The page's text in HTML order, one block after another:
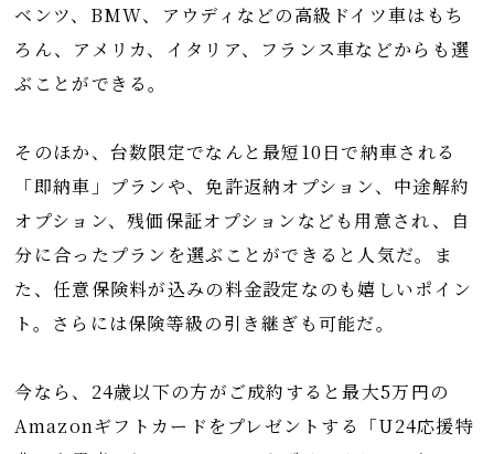
ベンツ、BMW、アウディなどの高級ドイツ車はもち
ろん、アメリカ、イタリア、フランス車などからも選
ぶことができる。
そのほか、台数限定でなんと最短10日で納車される
「即納車」プランや、免許返納オプション、中途解約
オプション、残価保証オプションなども用意され、自
分に合ったプランを選ぶことができると人気だ。ま
た、任意保険料が込みの料金設定なのも嬉しいポイン
ト。さらには保険等級の引き継ぎも可能だ。
今なら、24歳以下の方がご成約すると最大5万円の
Amazonギフトカードをプレゼントする「U24応援特